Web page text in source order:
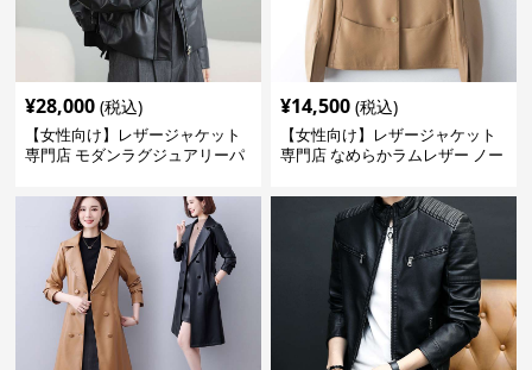
¥28,000 (税込)
【女性向け】レザージャケット
専門店 モダンラグジュアリーパ
¥14,500 (税込)
【女性向け】レザージャケット
専門店 なめらかラムレザー ノー